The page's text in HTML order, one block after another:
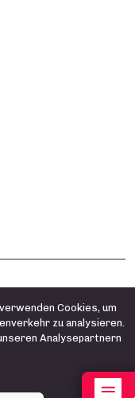
Cookies, um
zu analysieren.
Analysepartnern